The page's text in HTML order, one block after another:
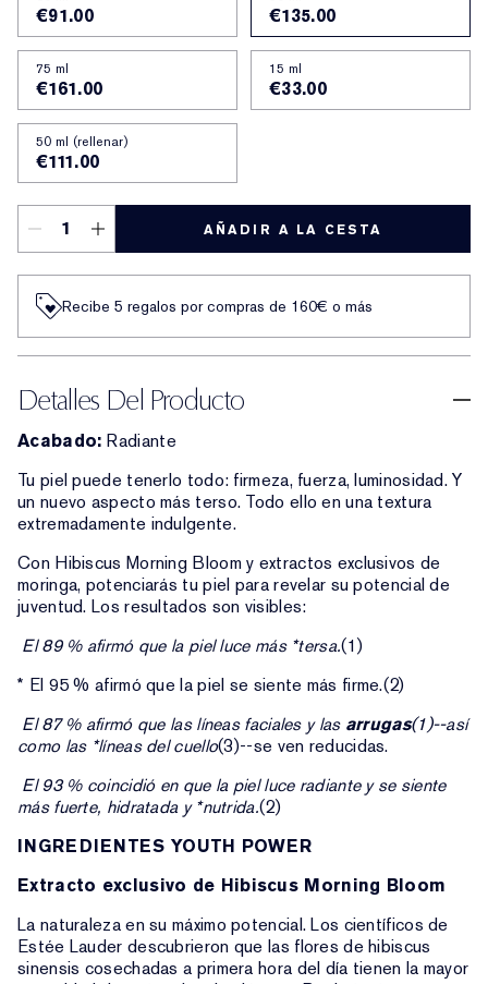
€91.00 €135.00
75 ml
€161.00
15 ml
€33.00
50 ml (rellenar)
€111.00
AÑADIR A LA CESTA
Recibe 5 regalos por compras de 160€ o más
Detalles Del Producto
Acabado: Radiante
Tu piel puede tenerlo todo: firmeza, fuerza, luminosidad. Y
un nuevo aspecto más terso. Todo ello en una textura
extremadamente indulgente.
Con Hibiscus Morning Bloom y extractos exclusivos de
moringa, potenciarás tu piel para revelar su potencial de
juventud. Los resultados son visibles:
El 89 % afirmó que la piel luce más *tersa.(1)
* El 95 % afirmó que la piel se siente más firme.(2)
El 87 % afirmó que las líneas faciales y las arrugas(1)--así
como las *líneas del cuello(3)--se ven reducidas.
El 93 % coincidió en que la piel luce radiante y se siente
más fuerte, hidratada y*nutrida.(2)
INGREDIENTES YOUTH POWER
Extracto exclusivo de Hibiscus Morning Bloom
La naturaleza en su máximo potencial. Los científicos de
Estée Lauder descubrieron que las flores de hibiscus
sinensis cosechadas a primera hora del día tienen la mayor